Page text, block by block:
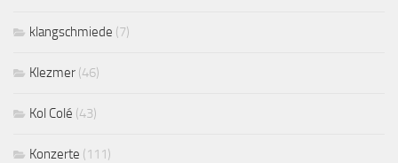
klangschmiede (7)
Klezmer (46)
Kol Colé (43)
Konzerte (111)